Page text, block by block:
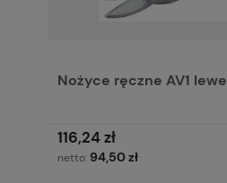
Nożyce ręczne AV1 lewe
116,24 zł
netto: 94,50 zł